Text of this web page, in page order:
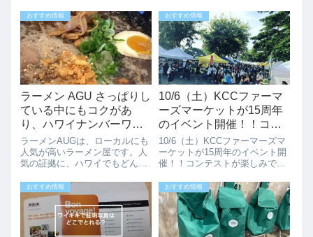
おすすめ情報
ラーメン AGU さっぱりし
ている中にもコクがあ
り、ハワイナンバーワン
かも(閉店)
ラーメンAUGは、ローカルにも
人気が高いラーメン屋です。人
気の証拠に、ハワイでもどんど
す。そして、メインランドにも
出店しているんだとか、でもこ
の味、人気なのが納得です。オ
ーナーは、たまにワイキキでサ
ーフィンもされ...
おすすめ情報
10/6（土）KCCファーマ
ーズマーケットが15周年
のイベント開催！！コン
テストが楽しみです
10/6（土）KCCファーマーズマ
ーケットが15周年のイベント開
催！！コンテストが楽しみです
「KCCファーマーズマーケッ
ト」ですが、今週末の
10/6（土）に15周年のイベント
が開催されます。この時期、ハ
ワイに行くな...
おすすめ情報 おすすめ情報